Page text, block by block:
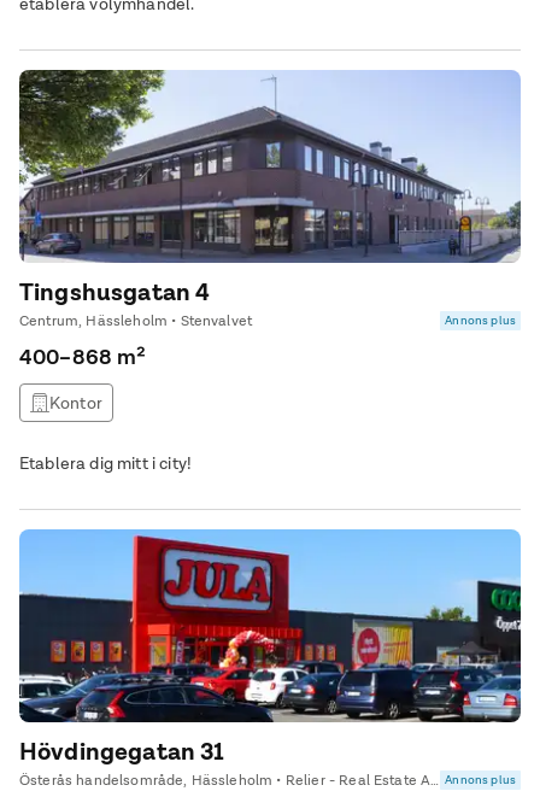
Tingshusgatan 4
Centrum, Hässleholm • Stenvalvet Annons plus
400–868 m²
Kontor
Etablera dig mitt i city!
Hövdingegatan 31
Österås handelsområde, Hässleholm • Relier - Real Estate Advisor Syd Annons plus